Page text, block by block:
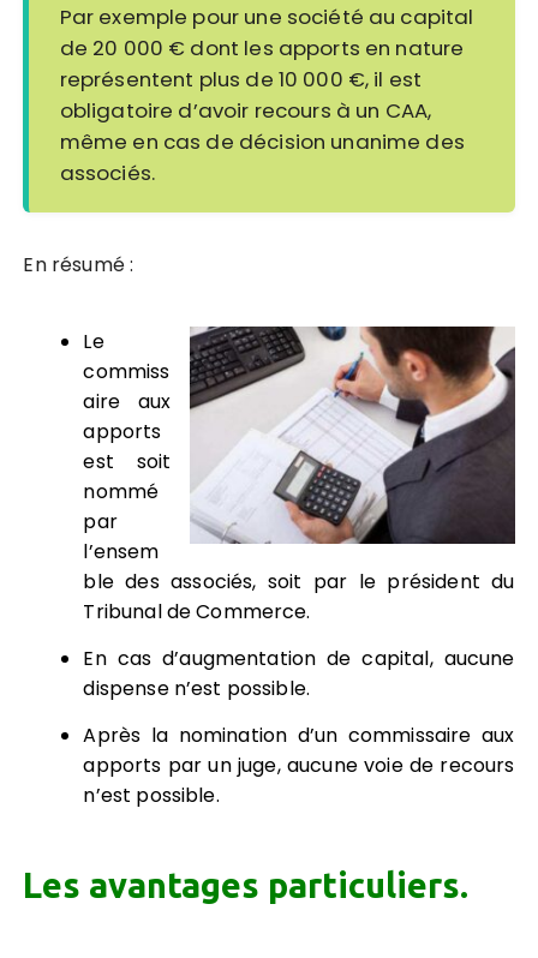
Par exemple pour une société au capital
de 20 000 € dont les apports en nature
représentent plus de 10 000 €, il est
obligatoire d’avoir recours à un CAA,
même en cas de décision unanime des
associés.
En résumé :
Le
commiss
aire aux
apports
est soit
nommé
par
l’ensem
ble des associés, soit par le président du
Tribunal de Commerce.
En cas d’augmentation de capital, aucune
dispense n’est possible.
Après la nomination d’un commissaire aux
apports par un juge, aucune voie de recours
n’est possible.
Les avantages particuliers.